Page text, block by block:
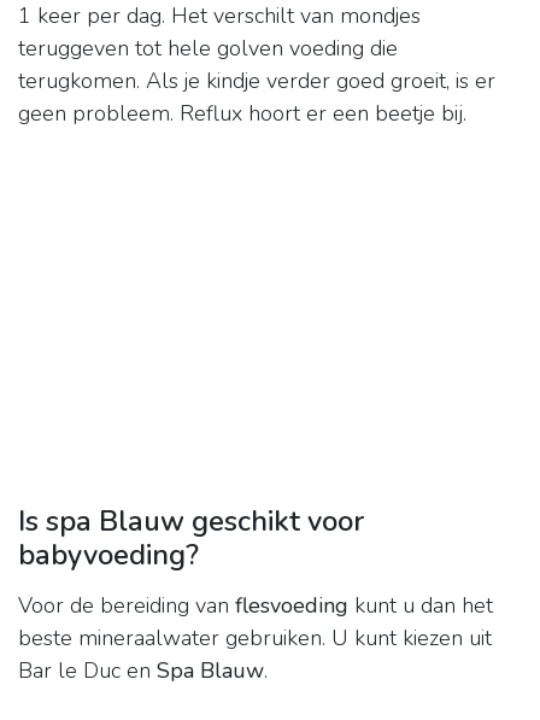
1 keer per dag. Het verschilt van mondjes
teruggeven tot hele golven voeding die
terugkomen. Als je kindje verder goed groeit, is er
geen probleem. Reflux hoort er een beetje bij.
Is spa Blauw geschikt voor
babyvoeding?
Voor de bereiding van flesvoeding kunt u dan het
beste mineraalwater gebruiken. U kunt kiezen uit
Bar le Duc en Spa Blauw.